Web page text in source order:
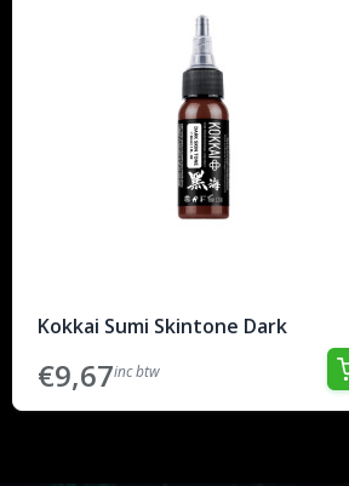
Kokkai Sumi Skintone Dark
€9,67inc btw